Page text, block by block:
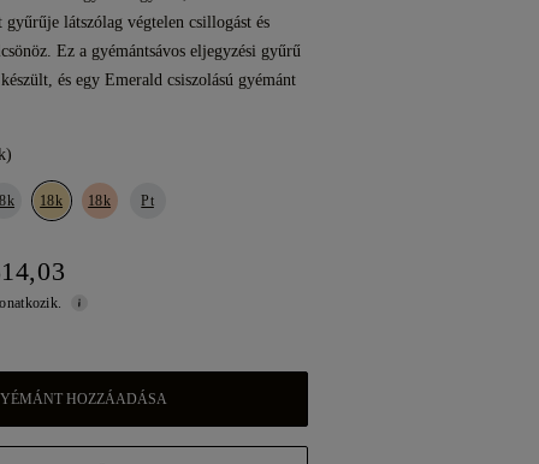
látszólag végtelen csillogást és
Ez a gyémántsávos eljegyzési gyűrű
és egy Emerald csiszolású gyémánt
18k 18k Pt
HOZZÁADÁSA